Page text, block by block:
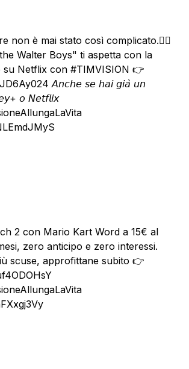
non è mai stato così complicato.❤️‍🔥
Walter Boys" ti aspetta con la
su Netflix con #TIMVISION 👉
𝘈𝘯𝘤𝘩𝘦 𝘴𝘦 𝘩𝘢𝘪 𝘨𝘪𝘢̀ 𝘶𝘯
𝘰 𝘕𝘦𝘵𝘧𝘭𝘪𝘹
2 con Mario Kart Word a 15€ al
zero anticipo e zero interessi.
scuse, approfittane subito 👉